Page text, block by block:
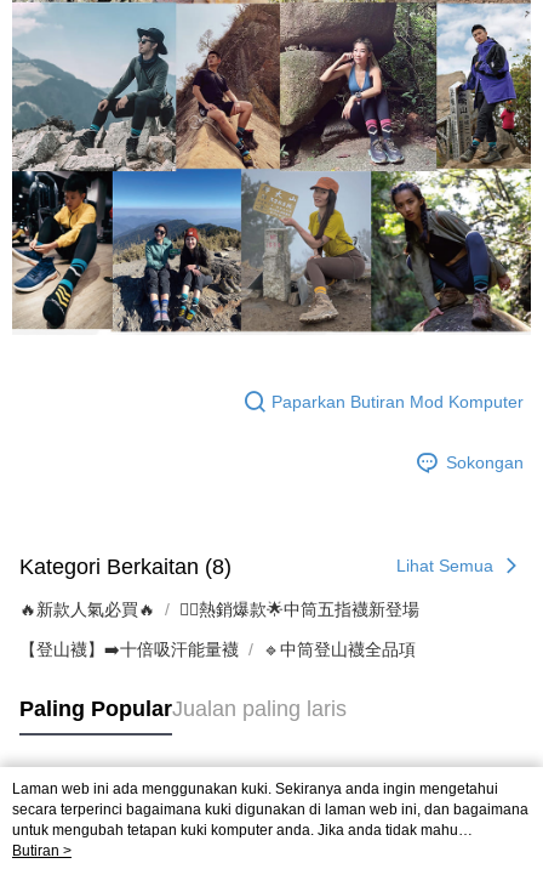
Paparkan Butiran Mod Komputer
Sokongan
Kategori Berkaitan (8) Lihat Semua
🔥新款人氣必買🔥 ❤️‍🔥熱銷爆款🌟中筒五指襪新登場
【登山襪】➡️十倍吸汗能量襪 🔹中筒登山襪全品項
Paling PopularJualan paling laris
Tag Popular
Laman web ini ada menggunakan kuki. Sekiranya anda ingin mengetahui
secara terperinci bagaimana kuki digunakan di laman web ini, dan bagaimana
untuk mengubah tetapan kuki komputer anda. Jika anda tidak mahu
menggunakan kuki di komputer anda, sila rujuk penerangan mengenai kuki.
Butiran >